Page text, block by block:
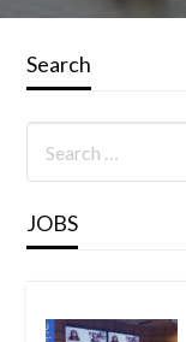
Search
JOBS